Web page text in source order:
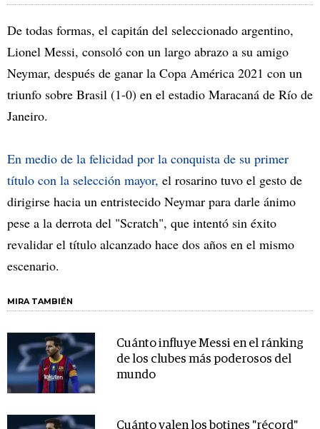
De todas formas, el capitán del seleccionado argentino,
Lionel Messi, consoló con un largo abrazo a su amigo
Neymar, después de ganar la Copa América 2021 con un
triunfo sobre Brasil (1-0) en el estadio Maracaná de Río de
Janeiro.
En medio de la felicidad por la conquista de su primer
título con la selección mayor, el rosarino tuvo el gesto de
dirigirse hacia un entristecido Neymar para darle ánimo
pese a la derrota del "Scratch", que intentó sin éxito
revalidar el título alcanzado hace dos años en el mismo
escenario.
MIRA TAMBIÉN
Cuánto influye Messi en el ránking
de los clubes más poderosos del
mundo
Cuánto valen los botines "récord"